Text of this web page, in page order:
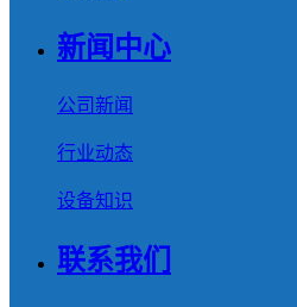
新闻中心
公司新闻
行业动态
设备知识
联系我们